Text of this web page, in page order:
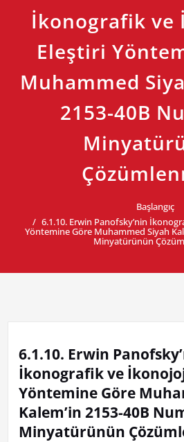
İkonografik ve
Eleştiri
Muhammed
2153-40B
Başlangıç
6.1.10. Erwin Panofsky’nin
Yöntemine Göre Muhammed Siyah
Minyatürünün
6.1.10. Erwin
İkonografik ve
Yöntemine Göre
Kalem’in 2153-40B
Minyatürünün